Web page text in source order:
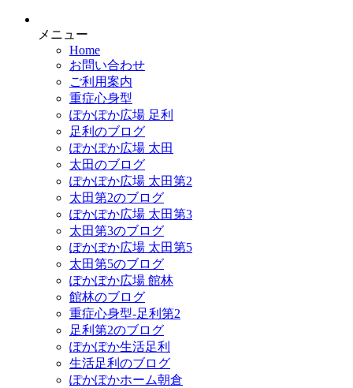
メニュー
Home
お問い合わせ
ご利用案内
重症心身型
ぽかぽか広場 足利
足利のブログ
ぽかぽか広場 太田
太田のブログ
ぽかぽか広場 太田第2
太田第2のブログ
ぽかぽか広場 太田第3
太田第3のブログ
ぽかぽか広場 太田第5
太田第5のブログ
ぽかぽか広場 館林
館林のブログ
重症心身型-足利第2
足利第2のブログ
ぽかぽか生活足利
生活足利のブログ
ぽかぽかホーム朝倉